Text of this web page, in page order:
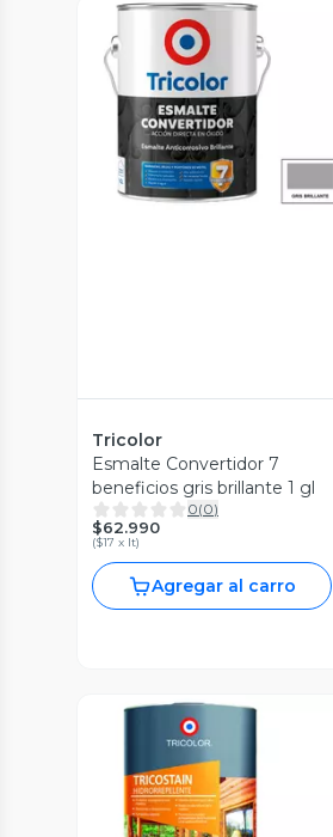
Vista Previa
Tricolor
Esmalte Convertidor 7
beneficios gris brillante 1 gl
0(0)
$62.990
($17 x lt)
Agregar al carro
Vista Previa